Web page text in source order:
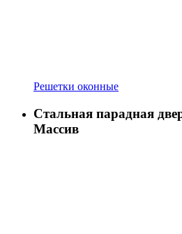
Решетки оконные
Стальная парадная
Массив